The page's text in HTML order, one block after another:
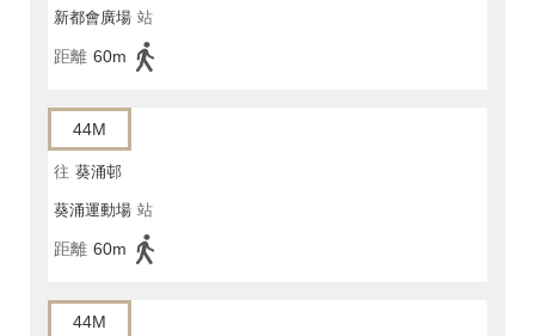
新都會廣場 站
距離 60m
44M
往 葵涌邨
葵涌運動場 站
距離 60m
44M